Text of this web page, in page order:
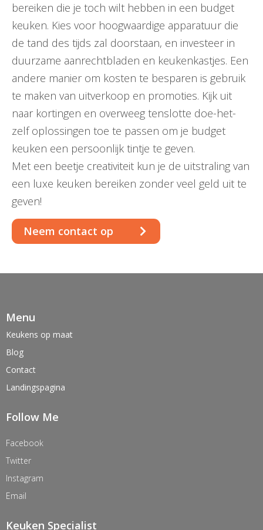
bereiken die je toch wilt hebben in een budget
keuken. Kies voor hoogwaardige apparatuur die
de tand des tijds zal doorstaan, en investeer in
duurzame aanrechtbladen en keukenkastjes. Een
andere manier om kosten te besparen is gebruik
te maken van uitverkoop en promoties. Kijk uit
naar kortingen en overweeg tenslotte doe-het-
zelf oplossingen toe te passen om je budget
keuken een persoonlijk tintje te geven.
Met een beetje creativiteit kun je de uitstraling van
een luxe keuken bereiken zonder veel geld uit te
geven!
Neem contact op
Menu
Keukens op maat
Blog
Contact
Landingspagina
Follow Me
Facebook
Twitter
Instagram
Email
Keuken Specialist